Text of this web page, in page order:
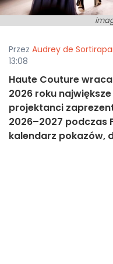
Przez Audrey de
13:08
Haute Couture
2026 roku
projektanci
2026–2027 podczas
kalendarz pokazów,